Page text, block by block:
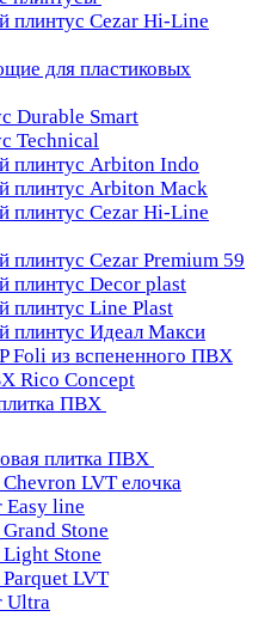
плинтус Cezar Hi-Line
для пластиковых
Durable Smart
Technical
плинтус Arbiton Indo
плинтус Arbiton Mack
плинтус Cezar Hi-Line
плинтус Cezar Premium 59
плинтус Decor plast
плинтус Line Plast
плинтус Идеал Макси
Foli из вспененного ПВХ
Rico Concept
ПВХ
плитка ПВХ
LVT елочка
line
Stone
Stone
LVT
Ultra